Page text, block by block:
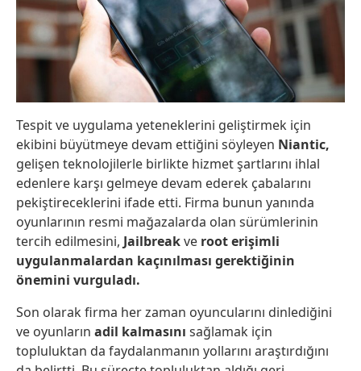
Tespit ve uygulama yeteneklerini geliştirmek için
ekibini büyütmeye devam ettiğini söyleyen Niantic,
gelişen teknolojilerle birlikte hizmet şartlarını ihlal
edenlere karşı gelmeye devam ederek çabalarını
pekiştireceklerini ifade etti. Firma bunun yanında
oyunlarının resmi mağazalarda olan sürümlerinin
tercih edilmesini, Jailbreakve root erişimli
uygulanmalardan kaçınılması gerektiğinin
önemini vurguladı.
Son olarak firma her zaman oyuncularını dinlediğini
ve oyunların adil kalmasını sağlamak için
topluluktan da faydalanmanın yollarını araştırdığını